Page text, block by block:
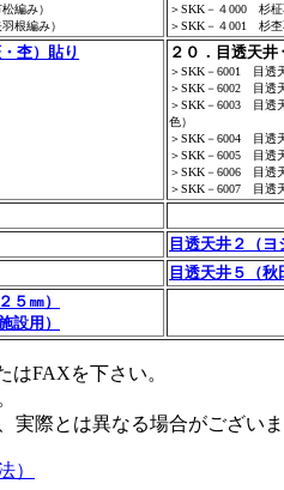
編み）
根編み）
＞SKK－４000 杉
＞SKK－４001 杉
杢）貼り ２０．目透天
＞SKK－6001 目透
＞SKK－6002 目透
＞SKK－6003 目透
色）
＞SKK－6004 目透
＞SKK－6005 目透
＞SKK－6006 目透
＞SKK－6007 目透
目透天井２（ヨ
目透天井５（秋
５㎜）
設用）
はFAXを下さい。
実際とは異なる場合がござい
）